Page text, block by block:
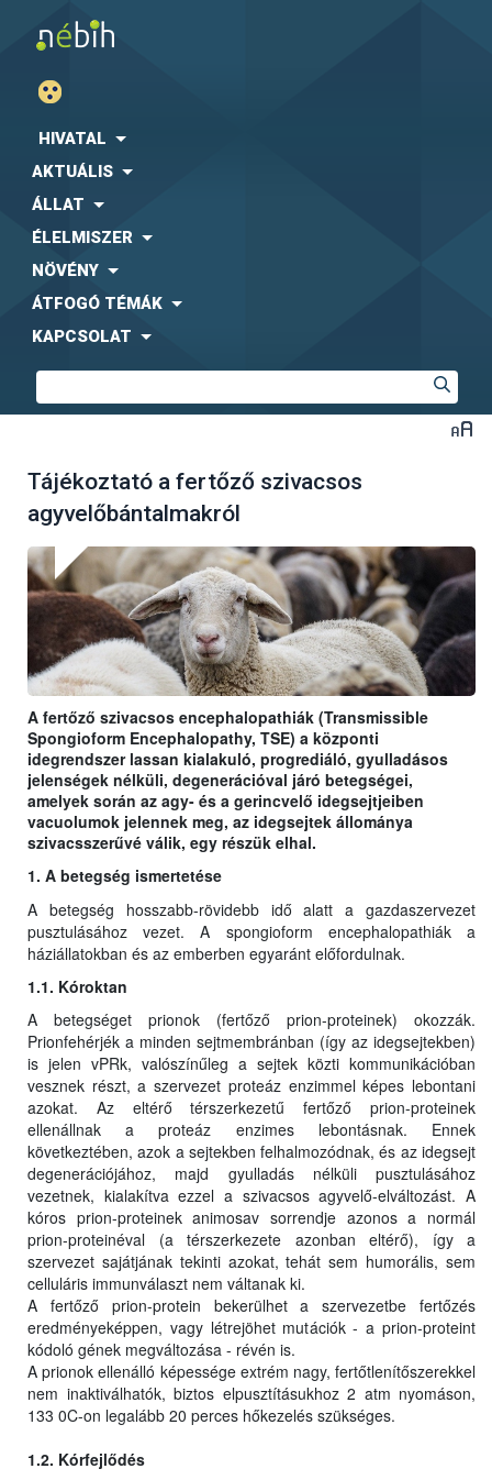
HIVATAL
AKTUÁLIS
ÁLLAT
ÉLELMISZER
NÖVÉNY
ÁTFOGÓ TÉMÁK
KAPCSOLAT
Tájékoztató a fertőző szivacsos
agyvelőbántalmakról
A fertőző szivacsos encephalopathiák (Transmissible
Spongioform Encephalopathy, TSE) a központi
idegrendszer lassan kialakuló, progrediáló, gyulladásos
jelenségek nélküli, degenerációval járó betegségei,
amelyek során az agy- és a gerincvelő idegsejtjeiben
vacuolumok jelennek meg, az idegsejtek állománya
szivacsszerűvé válik, egy részük elhal.
1. A betegség ismertetése
A betegség hosszabb-rövidebb idő alatt a gazdaszervezet
pusztulásához vezet. A spongioform encephalopathiák a
háziállatokban és az emberben egyaránt előfordulnak.
1.1. Kóroktan
A betegséget prionok (fertőző prion-proteinek) okozzák.
Prionfehérjék a minden sejtmembránban (így az idegsejtekben)
is jelen vPRk, valószínűleg a sejtek közti kommunikációban
vesznek részt, a szervezet proteáz enzimmel képes lebontani
azokat. Az eltérő térszerkezetű fertőző prion-proteinek
ellenállnak a proteáz enzimes lebontásnak. Ennek
következtében, azok a sejtekben felhalmozódnak, és az idegsejt
degenerációjához, majd gyulladás nélküli pusztulásához
vezetnek, kialakítva ezzel a szivacsos agyvelő-elváltozást. A
kóros prion-proteinek animosav sorrendje azonos a normál
prion-proteinéval (a térszerkezete azonban eltérő), így a
szervezet sajátjának tekinti azokat, tehát sem humorális, sem
celluláris immunválaszt nem váltanak ki.
A fertőző prion-protein bekerülhet a szervezetbe fertőzés
eredményeképpen, vagy létrejöhet mutációk - a prion-proteint
kódoló gének megváltozása - révén is.
A prionok ellenálló képessége extrém nagy, fertőtlenítőszerekkel
nem inaktiválhatók, biztos elpusztításukhoz 2 atm nyomáson,
133 0C-on legalább 20 perces hőkezelés szükséges.
1.2. Kórfejlődés